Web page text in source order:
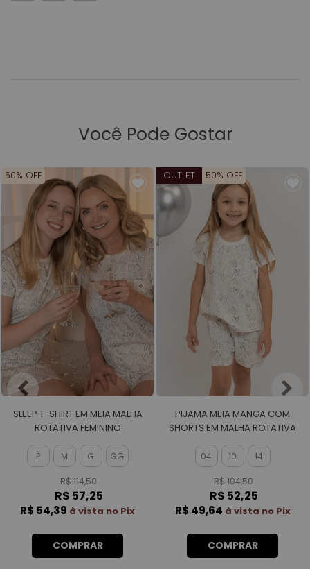
Você Pode Gostar
50% OFF
SLEEP T-SHIRT EM MEIA MALHA
ROTATIVA FEMININO
P M G GG
R$ 114,50
R$ 57,25
R$ 54,39 à vista no Pix
COMPRAR
OUTLET 50% OFF
PIJAMA MEIA MANGA COM
SHORTS EM MALHA ROTATIVA
04 10 14
R$ 104,50
R$ 52,25
R$ 49,64 à vista no Pix
COMPRAR